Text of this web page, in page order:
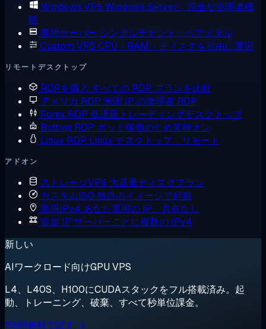
Windows VPS Windows Server、完全な管理者権
限
専用サーバー シングルテナント・ベアメタル
Custom VPS CPU・RAM・ディスクを自由に選択
リモートデスクトップ
RDPを購入 すべての RDP プランを比較
アメリカ RDP 米国 IP の管理者 RDP
Forex RDP 低遅延トレーディングデスクトップ
Botting RDP ボット稼働のため常時オン
Linux RDP Linux デスクトップ、リモート
アドオン
ストレージVPS 大容量ディスクプラン
カスタムISO 独自のイメージで起動
専用IPv4 あなた専用の IP、共有なし
追加 IP サーバーごとに複数の IPv4
新しい
AIワークロード向けGPU VPS
L4、L40S、H100にCUDAスタックをフル搭載済み。起
動、トレーニング、破棄、すべて秒単位課金。
1時間無料で試す →